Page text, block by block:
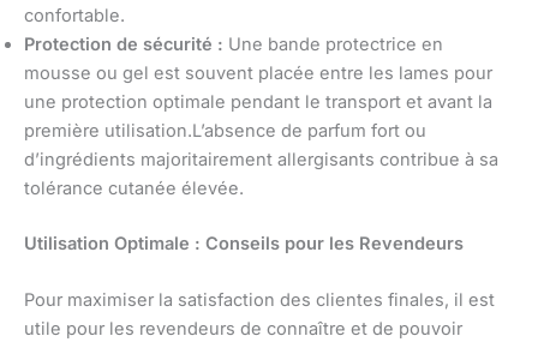
confortable.
Protection de sécurité : Une bande protectrice en
mousse ou gel est souvent placée entre les lames pour
une protection optimale pendant le transport et avant la
première utilisation.L’absence de parfum fort ou
d’ingrédients majoritairement allergisants contribue à sa
tolérance cutanée élevée.
Utilisation Optimale : Conseils pour les Revendeurs
Pour maximiser la satisfaction des clientes finales, il est
utile pour les revendeurs de connaître et de pouvoir